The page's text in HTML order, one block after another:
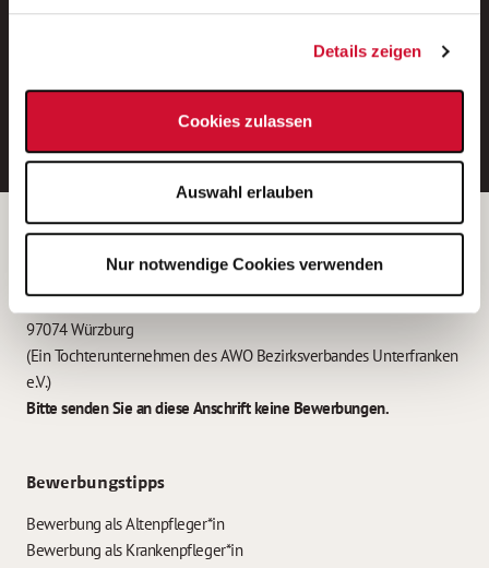
Details zeigen
Cookies zulassen
Auswahl erlauben
Nur notwendige Cookies verwenden
E-Mail-Adresse eintragen
Betreiber der Webseite
Garitz Bewirtschaftungsbetriebe GmbH
Kantstraße 45a
97074 Würzburg
(Ein Tochterunternehmen des AWO Bezirksverbandes Unterfranken
e.V.)
Bitte senden Sie an diese Anschrift keine Bewerbungen.
Bewerbungstipps
Bewerbung als Altenpfleger*in
Bewerbung als Krankenpfleger*in